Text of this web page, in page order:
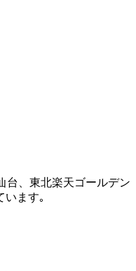
台
東北楽天ゴールデン
います｡